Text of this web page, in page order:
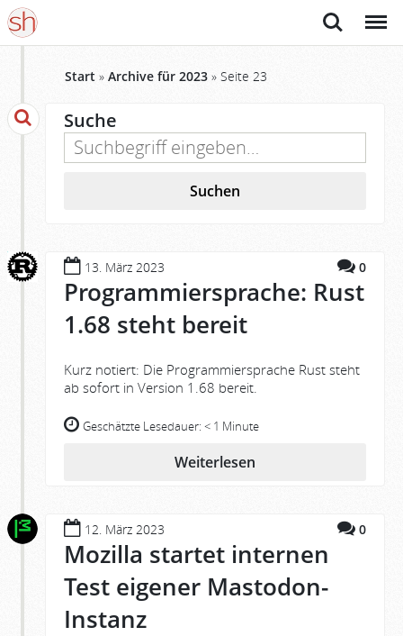
Suche Menü
Start » Archive für 2023 » Seite 23
Suche
Suchen
13. März 2023 0
Programmiersprache: Rust
1.68 steht bereit
Kurz notiert: Die Programmiersprache Rust steht
ab sofort in Version 1.68 bereit.
Geschätzte Lesedauer: < 1 Minute
Weiterlesen
12. März 2023 0
Mozilla startet internen
Test eigener Mastodon-
Instanz